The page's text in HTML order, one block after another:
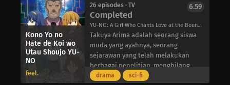
Saat Shin Wolford menyesuaikan diri
dengan kehidupan sekolah
menengahnya di ibu kota, dia
menjalin pertemanan baru, belajar
tentang dunia, dan melawan
berbagai kekuatan jahat yang
mengelilinginya dan kotanya.
malam hari.
Ketika dia akhirnya tiba di rumah
keesokan harinya, dia disambut
dengan pemandangan yang
mengerikan-seluruh keluarganya
telah dibantai. Lebih buruk lagi,
satu-satunya yang selamat adalah
saudara perempuannya, Nezuko,
kakeknya, Chika mencoba bergabung
dengan Klub Koto SMA Tokise.
Meskipun klub ini sangat
membutuhkan anggota, presiden
klub yang baru, Takezou Kurata,
tidak mau dengan mudah menerima
lamaran Chika karena reputasinya
yang buruk. Namun, setelah melihat
Kono Yo no
Hate de Koi wo
Utau Shoujo YU-
NO
feel.
26 episodes · TV
Completed
YU-NO: A Girl Who Chants Love at the Bound of This World, Yuno, この世の果てで恋を唄う少女YU-NO
6.59
Takuya Arima adalah seorang siswa
muda yang ayahnya, seorang
sejarawan yang telah melakukan
berbagai penelitian, menghilang
baru-baru ini. Selama liburan musim
drama sci-fi